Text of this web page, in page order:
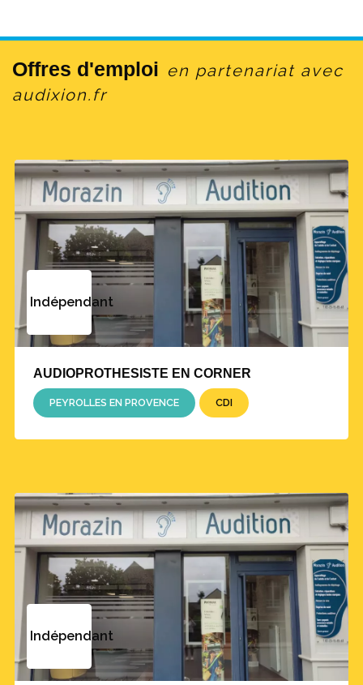
Offres d'emploi en partenariat avec
audixion.fr
Indépendant
AUDIOPROTHESISTE EN CORNER
PEYROLLES EN PROVENCE CDI
Indépendant